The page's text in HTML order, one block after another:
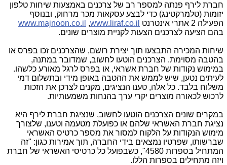
חברת לירף פנתה למספר רב של צרכנים באמצעות שיחות טלפון
יזומות (טלמרקטינג) כדי לבצע עסקאות מכר מרחוק, ובנוסף
הפעילה 2 אתרי אינטרנט
www.liraf.co.il
,
www.majnoon.co.il
בהם הציעה לצרכנים הצעות לקניית מוצרים שונים.
שיחות המכירה התבצעו תוך יצירת רושם, שהצרכנים זכו בפרס או
בהטבה מסוימת. הצרכנים הוטעו לחשוב, שמדובר במתנה,
במימוש נקודות של חברת אשראי, או בפרס לרגל מאורע כלשהו.
לעיתים נטען, שיש לממש את ההטבה באופן מידי ובתשלום דמי
משלוח בלבד. כל אלה, טענו הנציגים, מקנים לצרכן את הזכות
לרכוש לכאורה מוצרים יקרי ערך בהנחות משמעותיות.
במקרים שונים הצרכנים הוטעו לחשוב, שנציגת חברת לירף היא
נציגת חברת האשראי שלהם או כפועלת מטעמה וטענו, שלצורך
מימוש הנקודות על הלקוח למסור את מספר כרטיס האשראי
שברשותו, שפרטיו נמצאים בידי החברה, תוך אמירות כגון: "זה
המתחיל בספרות 4580", כשבפועל כל כרטיסי האשראי של חברת
ויזה מתחילים בספרות הללו.